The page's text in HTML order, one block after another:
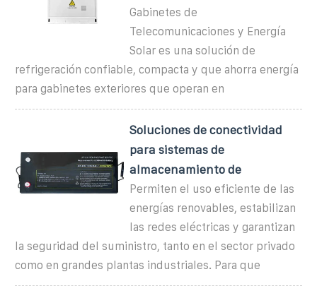
Gabinetes de
Telecomunicaciones y Energía
Solar es una solución de
refrigeración confiable, compacta y que ahorra energía
para gabinetes exteriores que operan en
Soluciones de conectividad
para sistemas de
almacenamiento de
Permiten el uso eficiente de las
energías renovables, estabilizan
las redes eléctricas y garantizan
la seguridad del suministro, tanto en el sector privado
como en grandes plantas industriales. Para que